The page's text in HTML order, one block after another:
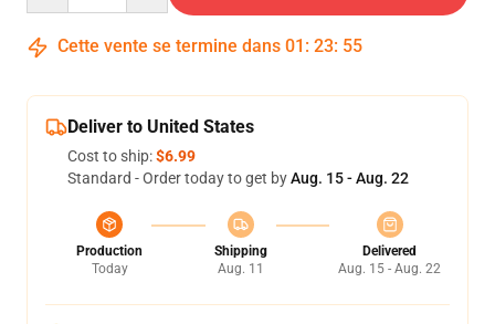
Cette vente se termine dans 01 : 23: 54
Deliver to United States
Cost to ship:$6.99
Standard - Order today to get byAug. 15 - Aug. 22
Production
Today
Shipping
Aug. 11
Delivered
Aug. 15 - Aug. 22